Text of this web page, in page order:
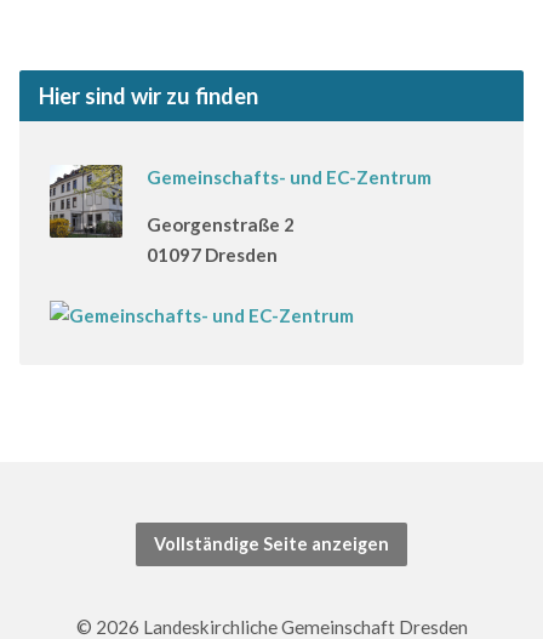
Hier sind wir zu finden
Gemeinschafts- und EC-Zentrum
Georgenstraße 2
01097 Dresden
Vollständige Seite anzeigen
© 2026 Landeskirchliche Gemeinschaft Dresden